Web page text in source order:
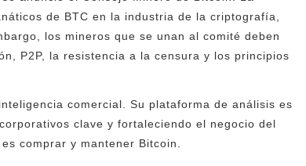
de BTC en la industria de la criptografía,
los mineros que se unan al comité deben
P2P, la resistencia a la censura y los principios
comercial. Su plataforma de análisis es
clave y fortaleciendo el negocio del
comprar y mantener Bitcoin.